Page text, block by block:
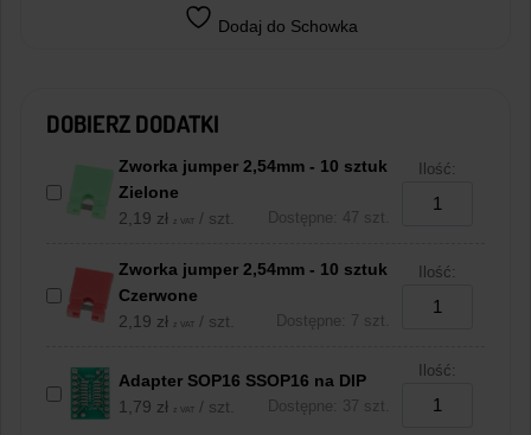
Dodaj do Schowka
DOBIERZ DODATKI
Zworka jumper 2,54mm - 10 sztuk
Zielone
2,19 zł z VAT / szt. Dostępne: 47 szt.
Ilość:
Zworka jumper 2,54mm - 10 sztuk
Czerwone
2,19 zł z VAT / szt. Dostępne: 7 szt.
Ilość:
Adapter SOP16 SSOP16 na DIP
1,79 zł z VAT / szt. Dostępne: 37 szt.
Ilość: